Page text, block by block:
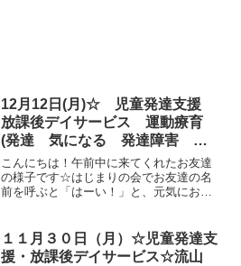
12月12日(月)☆ 児童発達支援
放課後デイサービス 運動療育
(発達 気になる 発達障害
ADHD 自閉症スペクトラム 知
的障害)
こんにちは！午前中に来てくれたお友達
の様子です☆はじまりの会でお友達の名
前を呼ぶと「はーい！」と、元気にお返
動物さんのマネっこも、先生のお手本を
よくみて上手にできまし...
１１月３０日（月）☆児童発達支
援・放課後デイサービス☆流山